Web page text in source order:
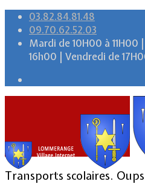
03.82.84.81.48
09.70.62.52.03
Mardi de 10H00 à 11H00
16h00 | Vendredi de
Transports scolaires.